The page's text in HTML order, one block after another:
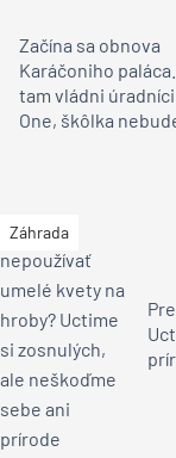
Začína sa obnova
Karáčoniho
tam vládni úradníci
One, škôlka
Záhrada